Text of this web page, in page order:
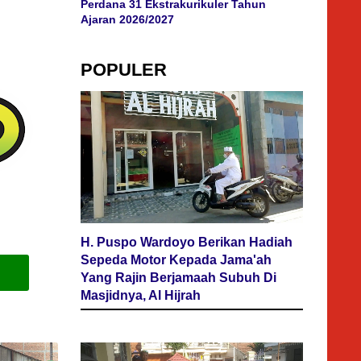
Perdana 31 Ekstrakurikuler Tahun
Ajaran 2026/2027
POPULER
H. Puspo Wardoyo Berikan Hadiah
Sepeda Motor Kepada Jama'ah
Yang Rajin Berjamaah Subuh Di
Masjidnya, Al Hijrah